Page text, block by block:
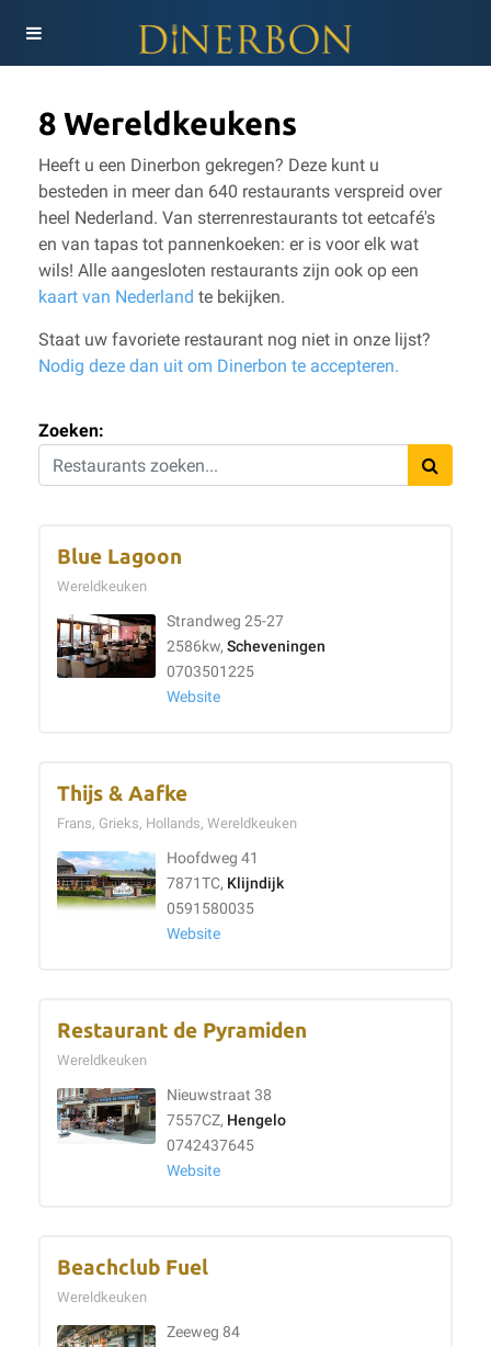
8 Wereldkeukens
Heeft u een Dinerbon gekregen? Deze kunt u
besteden in meer dan 640 restaurants verspreid over
heel Nederland. Van sterrenrestaurants tot eetcafé's
en van tapas tot pannenkoeken: er is voor elk wat
wils! Alle aangesloten restaurants zijn ook op een
kaart van Nederland te bekijken.
Staat uw favoriete restaurant nog niet in onze lijst?
Nodig deze dan uit om Dinerbon te accepteren.
Zoeken:
Blue Lagoon
Wereldkeuken
Strandweg 25-27
2586kw, Scheveningen
0703501225
Website
Thijs & Aafke
Frans, Grieks, Hollands, Wereldkeuken
Hoofdweg 41
7871TC, Klijndijk
0591580035
Website
Restaurant de Pyramiden
Wereldkeuken
Nieuwstraat 38
7557CZ, Hengelo
0742437645
Website
Beachclub Fuel
Wereldkeuken
Zeeweg 84